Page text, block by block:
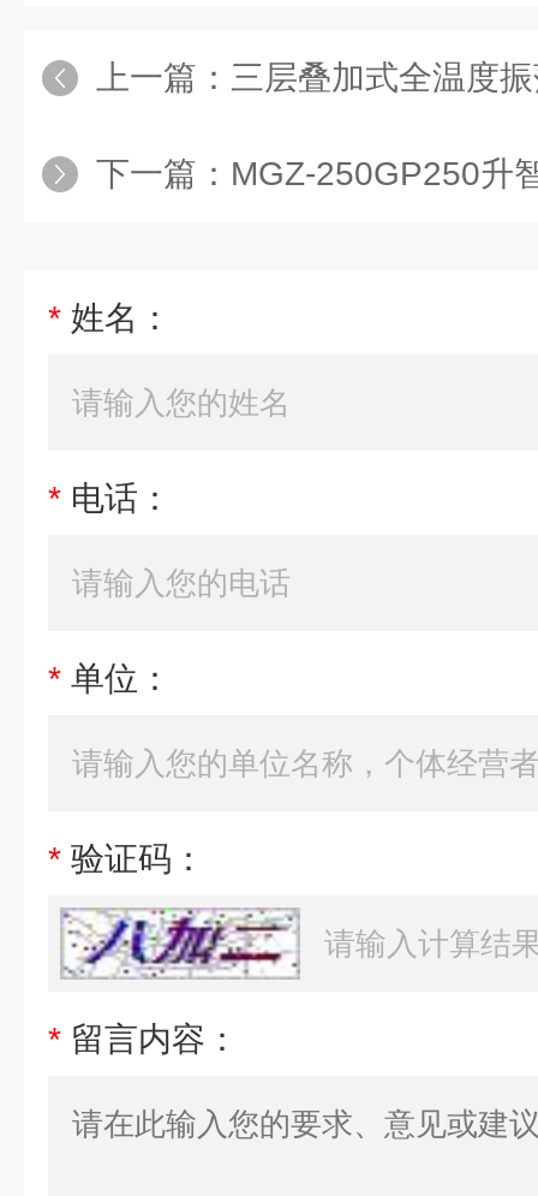
上一篇： 三层叠加式全温度
下一篇： MGZ-250GP250升
* 姓名：
* 电话：
* 单位：
* 验证码：
* 留言内容：